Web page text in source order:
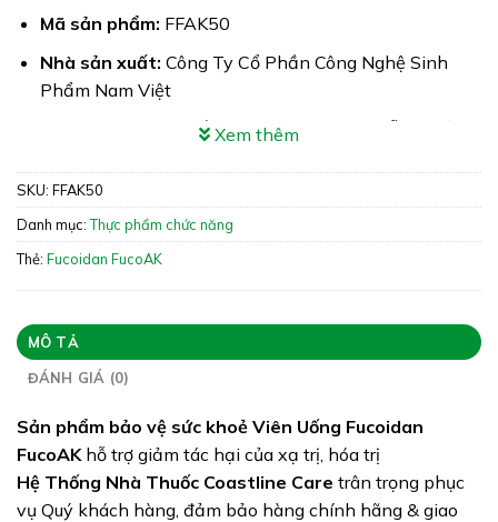
Mã sản phẩm: FFAK50
Nhà sản xuất: Công Ty Cổ Phần Công Nghệ Sinh
Phẩm Nam Việt
Viên Uống Fucoidan FucoAK hỗ trợ giảm
Xuất xứ:
Giấy phép:8456/2019/ĐKSP – 1924/2022/XNQC-
ATTP
Tình trạng hàng:
Xem thêm
SKU: FFAK50
Danh mục:Thực phẩm chức năng
Thẻ: Fucoidan FucoAK
MÔ TẢ
ĐÁNH GIÁ (0)
Sản phẩm bảo vệ sức khoẻ Viên Uống Fucoidan
FucoAK hỗ trợ giảm tác hại của xạ trị, hóa trị
Hệ Thống Nhà Thuốc Coastline Care trân trọng phục
vụ Quý khách hàng, đảm bảo hàng chính hãng & giao